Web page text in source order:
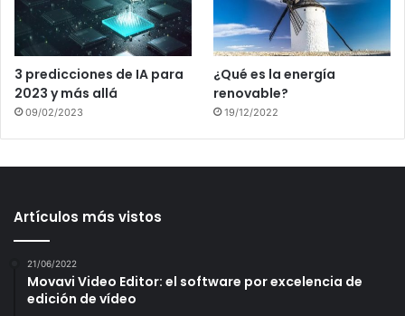
3 predicciones de IA para
2023 y más allá
09/02/2023
¿Qué es la energía
renovable?
19/12/2022
Artículos más vistos
21/06/2022
Movavi Video Editor: el software por excelencia de
edición de vídeo